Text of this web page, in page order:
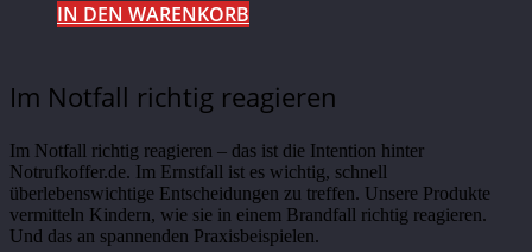
IN DEN WARENKORB
Im Notfall richtig reagieren
Im Notfall richtig reagieren – das ist die Intention hinter
Notrufkoffer.de. Im Ernstfall ist es wichtig, schnell
überlebenswichtige Entscheidungen zu treffen. Unsere Produkte
vermitteln Kindern, wie sie in einem Brandfall richtig reagieren.
Und das an spannenden Praxisbeispielen.